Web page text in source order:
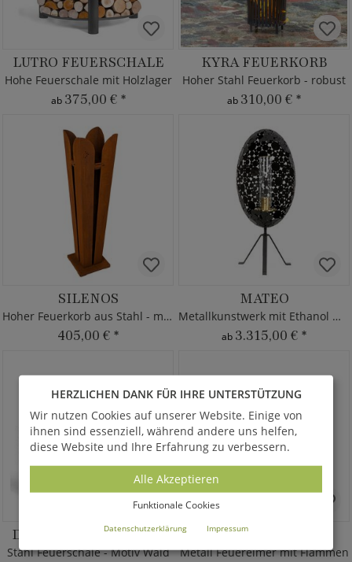
LUTRO FEUERSCHALE
Hohe Feuerschale mit Holzlager
ab 375,00 € *
KYRA FEUERKORB
Hoher Stahl Feuerkorb - robust
ab 310,00 € *
SILENOS
Hoher Feuerkorb aus Stahl - modern
405,00 € *
MATEO
Metallkunstwerk mit Ethanol Windlicht
ab 3.315,00 € *
DASOS FEUERSCHALE
Stahl Feuerschale - Motiv Wald
FIAMMA
Metall Feuereimer mit Flammen
HERZLICHEN DANK FÜR IHRE UNTERSTÜTZUNG
Wir nutzen Cookies auf unserer Website. Einige von
ihnen sind essenziell, während andere uns helfen,
diese Website und Ihre Erfahrung zu verbessern.
Alle Akzeptieren
Funktionale Cookies
Datenschutzerklärung Impressum